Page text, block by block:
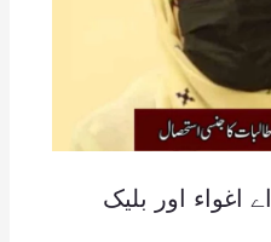
اغواء اور بلیک